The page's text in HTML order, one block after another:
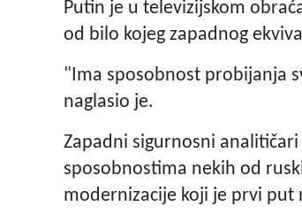
Putin je u televizijskom
od bilo kojeg zapadnog
"Ima sposobnost probijanja
naglasio je.
Zapadni sigurnosni
sposobnostima nekih od
modernizacije koji je prvi put